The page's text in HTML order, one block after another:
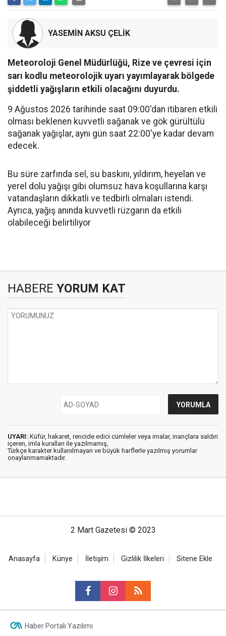
YASEMİN AKSU ÇELİK
Meteoroloji Genel Müdürlüğü, Rize ve çevresi için
sarı kodlu meteorolojik uyarı yayımlayarak bölgede
şiddetli yağışların etkili olacağını duyurdu.
9 Ağustos 2026 tarihinde saat 09:00'dan itibaren etkili
olması beklenen kuvvetli sağanak ve gök gürültülü
sağanak yağışlar, aynı gün saat 22:00'ye kadar devam
edecek.
Bu süre zarfında sel, su baskını, yıldırım, heyelan ve
yerel dolu yağışı gibi olumsuz hava koşullarına karşı
vatandaşların dikkatli ve tedbirli olmaları istendi.
Ayrıca, yağış anında kuvvetli rüzgarın da etkili
olabileceği belirtiliyor
HABERE YORUM KAT
UYARI: Küfür, hakaret, rencide edici cümleler veya imalar, inançlara saldırı
içeren, imla kuralları ile yazılmamış,
Türkçe karakter kullanılmayan ve büyük harflerle yazılmış yorumlar
onaylanmamaktadır.
2 Mart Gazetesi © 2023
Anasayfa Künye İletişim Gizlilik İlkeleri Sitene Ekle
Haber Portalı Yazılımı